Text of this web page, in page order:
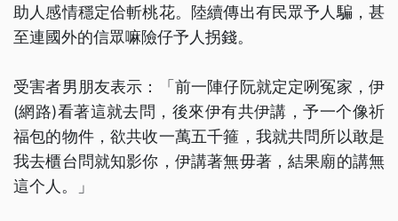
助人感情穩定佮斬桃花。陸續傳出有民眾予人騙，甚
至連國外的信眾嘛險仔予人拐錢。
受害者男朋友表示：「前一陣仔阮就定定咧冤家，伊
(網路)看著這就去問，後來伊有共伊講，予一个像祈
福包的物件，欲共收一萬五千箍，我就共問所以敢是
我去櫃台問就知影你，伊講著無毋著，結果廟的講無
這个人。」